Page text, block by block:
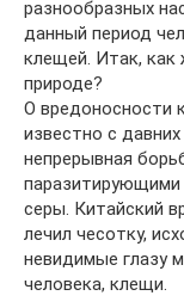
разнообразных
данный период
клещей. Итак,
природе?
О вредоносности
известно с
непрерывная
серы. Китайский
лечил чесотку,
невидимые глазу
человека, клещи.